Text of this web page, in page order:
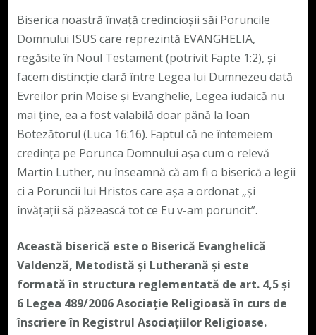
Biserica noastră învață credincioșii săi Poruncile
Domnului ISUS care reprezintă EVANGHELIA,
regăsite în Noul Testament (potrivit Fapte 1:2), și
facem distincție clară între Legea lui Dumnezeu dată
Evreilor prin Moise și Evanghelie, Legea iudaică nu
mai ține, ea a fost valabilă doar până la Ioan
Botezătorul (Luca 16:16). Faptul că ne întemeiem
credința pe Porunca Domnului așa cum o relevă
Martin Luther, nu înseamnă că am fi o biserică a legii
ci a Poruncii lui Hristos care așa a ordonat „și
învățații să păzească tot ce Eu v-am poruncit”.
Această biserică este o Biserică Evanghelică
Valdenză, Metodistă și Lutherană și este
formată în structura reglementată de art. 4,5 și
6 Legea 489/2006Asociație Religioasă în curs de
înscriere în Registrul Asociațiilor Religioase.